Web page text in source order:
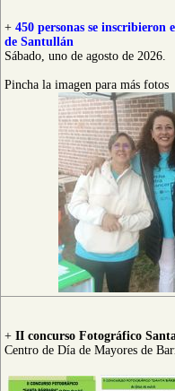
+ 450 personas se
de Santullán
Sábado, uno de agosto de 2026.
Pincha la imagen para más fotos
+ II concurso Fotográfico
Centro de Día de Mayores de